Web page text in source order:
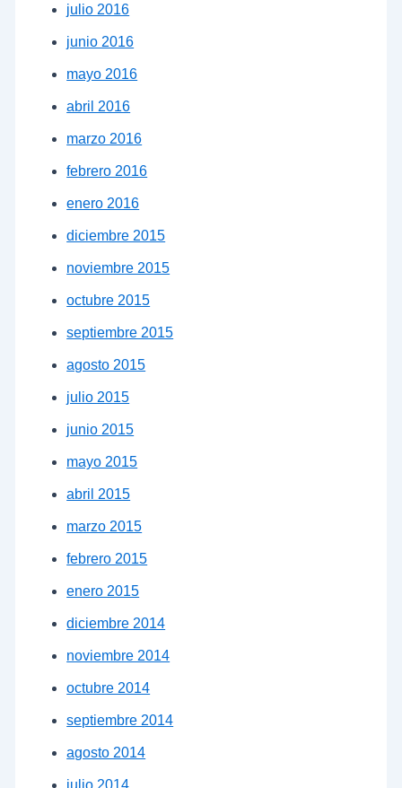
julio 2016
junio 2016
mayo 2016
abril 2016
marzo 2016
febrero 2016
enero 2016
diciembre 2015
noviembre 2015
octubre 2015
septiembre 2015
agosto 2015
julio 2015
junio 2015
mayo 2015
abril 2015
marzo 2015
febrero 2015
enero 2015
diciembre 2014
noviembre 2014
octubre 2014
septiembre 2014
agosto 2014